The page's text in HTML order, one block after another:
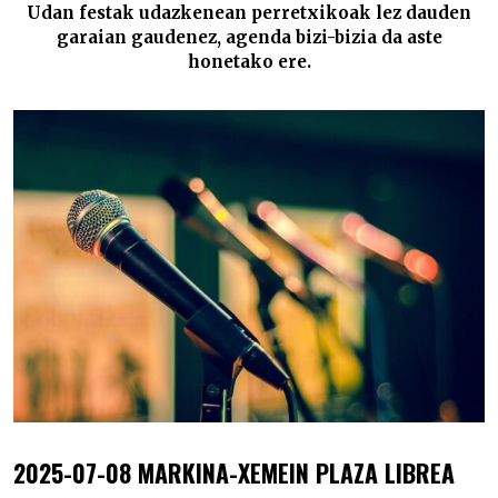
Udan festak udazkenean perretxikoak lez dauden
garaian gaudenez, agenda bizi-bizia da aste
honetako ere.
2025-07-08 MARKINA-XEMEIN PLAZA LIBREA